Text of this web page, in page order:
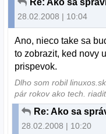
28.02.2008 | 10:04
Ano, nieco take sa
to zobrazit, ked novy
prispevok.
Dlho som robil
pár rokov ako tech.
Re: Ako sa
28.02.2008 | 10:20